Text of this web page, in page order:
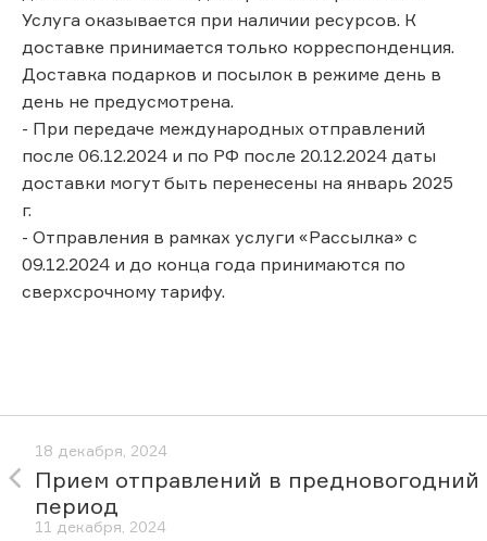
Услуга оказывается при наличии ресурсов. К
доставке принимается только корреспонденция.
Доставка подарков и посылок в режиме день в
день не предусмотрена.
- При передаче международных отправлений
после 06.12.2024 и по РФ после 20.12.2024 даты
доставки могут быть перенесены на январь 2025
г.
- Отправления в рамках услуги «Рассылка» с
09.12.2024 и до конца года принимаются по
сверхсрочному тарифу.
18 декабря, 2024
Прием отправлений в предновогодний
период
11 декабря, 2024